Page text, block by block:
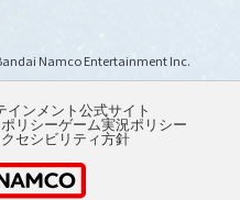
Namco Entertainment Inc.
ンメント公式サイト
リシーゲーム実況ポリシー
セシビリティ方針